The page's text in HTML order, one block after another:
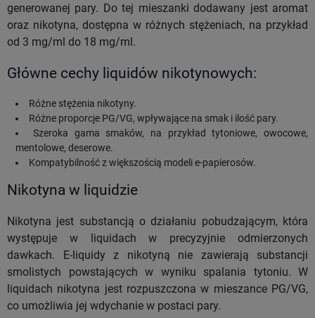
generowanej pary. Do tej mieszanki dodawany jest aromat
oraz nikotyna, dostępna w różnych stężeniach, na przykład
od 3 mg/ml do 18 mg/ml.
Główne cechy liquidów nikotynowych:
Różne stężenia nikotyny.
Różne proporcje PG/VG, wpływające na smak i ilość pary.
Szeroka gama smaków, na przykład tytoniowe, owocowe,
mentolowe, deserowe.
Kompatybilność z większością modeli e-papierosów.
Nikotyna w liquidzie
Nikotyna jest substancją o działaniu pobudzającym, która
występuje w liquidach w precyzyjnie odmierzonych
dawkach. E-liquidy z nikotyną nie zawierają substancji
smolistych powstających w wyniku spalania tytoniu. W
liquidach nikotyna jest rozpuszczona w mieszance PG/VG,
co umożliwia jej wdychanie w postaci pary.